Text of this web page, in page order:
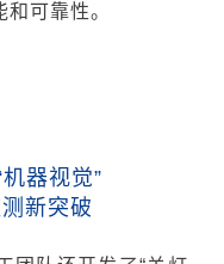
可靠性。
器视觉”
新突破